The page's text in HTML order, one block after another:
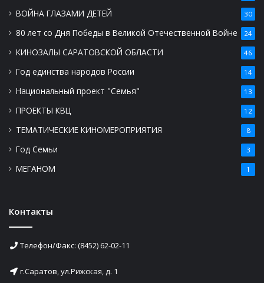
ВОЙНА ГЛАЗАМИ ДЕТЕЙ 30
80 лет со Дня Победы в Великой Отечественной Войне 24
КИНОЗАЛЫ САРАТОВСКОЙ ОБЛАСТИ 46
Год единства народов России 14
Национальный проект "Семья" 13
ПРОЕКТЫ КВЦ 12
ТЕМАТИЧЕСКИЕ КИНОМЕРОПРИЯТИЯ 8
Год Семьи 3
МЕГАНОМ 1
Контакты
Телефон/Факс: (8452) 62-02-11
г.Саратов, ул.Рижская, д. 1